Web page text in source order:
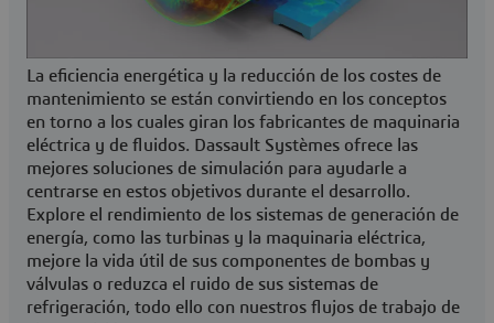
La eficiencia energética y la reducción de los costes de
mantenimiento se están convirtiendo en los conceptos
en torno a los cuales giran los fabricantes de maquinaria
eléctrica y de fluidos. Dassault Systèmes ofrece las
mejores soluciones de simulación para ayudarle a
centrarse en estos objetivos durante el desarrollo.
Explore el rendimiento de los sistemas de generación de
energía, como las turbinas y la maquinaria eléctrica,
mejore la vida útil de sus componentes de bombas y
válvulas o reduzca el ruido de sus sistemas de
refrigeración, todo ello con nuestros flujos de trabajo de